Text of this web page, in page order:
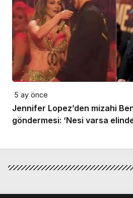
5 ay önce
Jennifer Lopez’den mizahi
göndermesi: ‘Nesi varsa